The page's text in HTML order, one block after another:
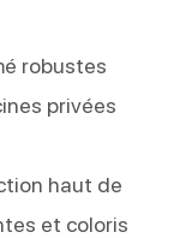
robustes
privées
haut de
et coloris